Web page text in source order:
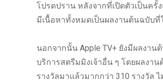
โปรดปราน หลังจากที่เปิดตัวเป็นครั้
มีเนื้อหาทั้งหมดเป็นผลงานต้นฉบับที่
นอกจากนั้น Apple TV+ ยังมีผลงาน
บริการสตรีมมิงเจ้าอื่น ๆ โดยผลงา
รางวัลมาแล้วมากกว่า 310 รางวัล ไ